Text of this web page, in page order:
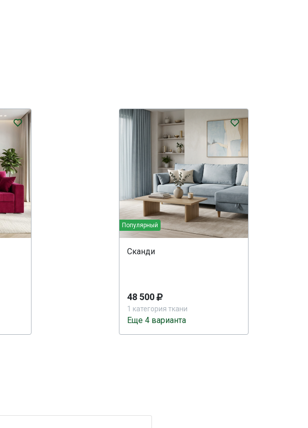
Популярный
Сканди
48 500
1 категория ткани
Еще 4 варианта